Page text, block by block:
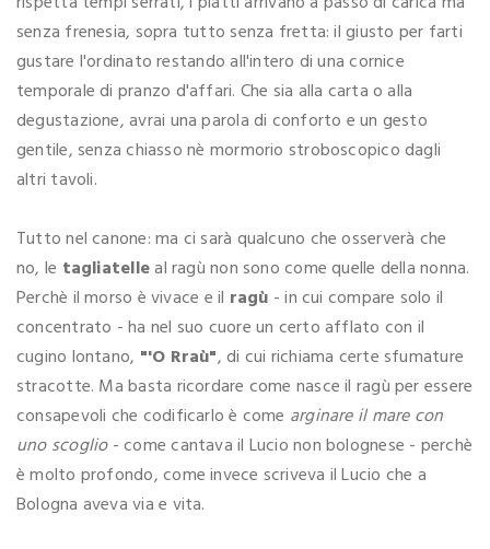
senza frenesia, sopra tutto senza fretta: il giusto per farti
gustare l'ordinato restando all'intero di una cornice
temporale di pranzo d'affari. Che sia alla carta o alla
degustazione, avrai una parola di conforto e un gesto
gentile, senza chiasso nè mormorio stroboscopico dagli
altri tavoli.
Tutto nel canone: ma ci sarà qualcuno che osserverà che
no, le tagliatelleal ragù non sono come quelle della nonna.
Perchè il morso è vivace e il ragù - in cui compare solo il
concentrato - ha nel suo cuore un certo afflato con il
cugino lontano, "'O Rraù", di cui richiama certe sfumature
stracotte. Ma basta ricordare come nasce il ragù per essere
consapevoli che codificarlo è come arginare il mare con
uno scoglio- come cantava il Lucio non bolognese - perchè
è molto profondo, come invece scriveva il Lucio che a
Bologna aveva via e vita.